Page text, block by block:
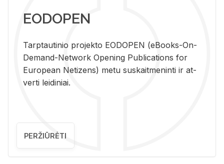
EODOPEN
Tarp­tau­ti­nio pro­jek­to EO­DO­PEN (eBo­oks-On-
De­mand-Ne­twork Ope­ning Pub­li­ca­tions for
Eu­ro­pe­an Ne­ti­zens) metu su­skait­me­nin­ti ir at­
ver­ti lei­di­niai.
PERŽIŪRĖTI